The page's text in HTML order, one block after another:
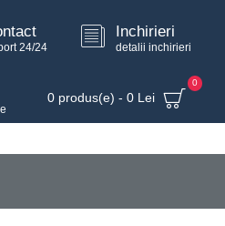
24/24
Inchirieri
detalii inchirieri
0 produs(e) - 0 Lei
0